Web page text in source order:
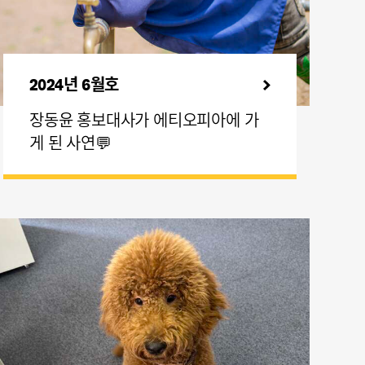
2024년 6월호
장동윤 홍보대사가 에티오피아에 가
게 된 사연💬